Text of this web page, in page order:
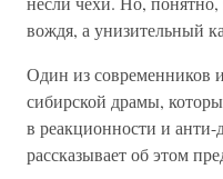
вождя, а унизительный
Один из современников
сибирской драмы,
в реакционности и анти-
рассказывает об этом